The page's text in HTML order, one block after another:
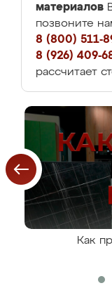
материалов
позвоните
8 (800) 511-
8 (926) 409-
рассчитает
Как